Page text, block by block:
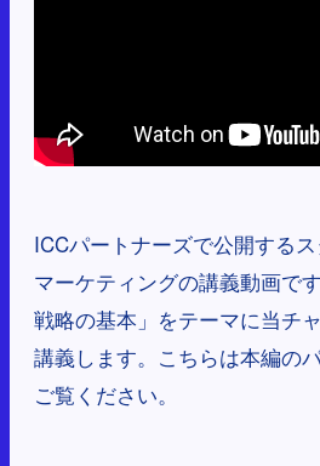
ICCパートナーズで公開する
マーケティングの講義動画で
戦略の基本」をテーマに当チ
講義します。こちらは本編の
ご覧ください。